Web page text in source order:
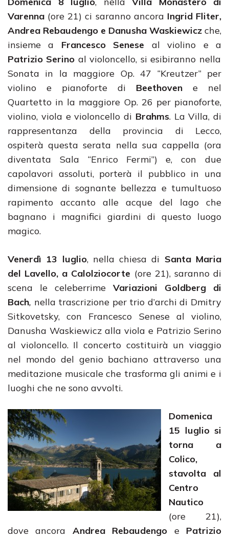
Varenna (ore 21) ci saranno ancora Ingrid Fliter,
Andrea Rebaudengo e Danusha Waskiewicz che,
insieme a Francesco Senese al violino e a
Patrizio Serino al violoncello, si esibiranno nella
Sonata in la maggiore Op. 47 “Kreutzer” per
violino e pianoforte di Beethoven e nel
Quartetto in la maggiore Op. 26 per pianoforte,
violino, viola e violoncello di Brahms. La Villa, di
rappresentanza della provincia di Lecco,
ospiterà questa serata nella sua cappella (ora
diventata Sala “Enrico Fermi”) e, con due
capolavori assoluti, porterà il pubblico in una
dimensione di sognante bellezza e tumultuoso
rapimento accanto alle acque del lago che
bagnano i magnifici giardini di questo luogo
magico.
Venerdì 13 luglio, nella chiesa di Santa Maria
del Lavello, a Calolziocorte (ore 21), saranno di
scena le celeberrime Variazioni Goldberg di
Bach, nella trascrizione per trio d’archi di Dmitry
Sitkovetsky, con Francesco Senese al violino,
Danusha Waskiewicz alla viola e Patrizio Serino
al violoncello. Il concerto costituirà un viaggio
nel mondo del genio bachiano attraverso una
meditazione musicale che trasforma gli animi e i
luoghi che ne sono avvolti.
Domenica
15 luglio si
torna a
Colico,
stavolta al
Centro
Nautico
(ore 21),
dove ancora Andrea Rebaudengo e Patrizio